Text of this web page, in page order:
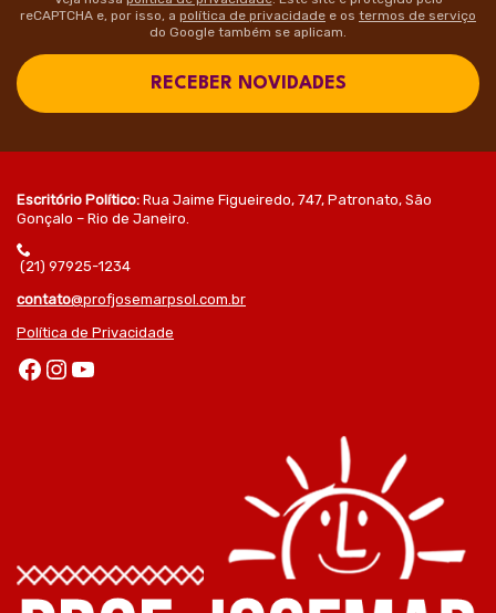
reCAPTCHA e, por isso, a política de privacidade e os termos de serviço
do Google também se aplicam.
RECEBER NOVIDADES
Escritório Político: Rua Jaime Figueiredo, 747, Patronato, São
Gonçalo – Rio de Janeiro.
(21) 97925-1234
contato@profjosemarpsol.com.br
Política de Privacidade
Facebook Instagram Youtube